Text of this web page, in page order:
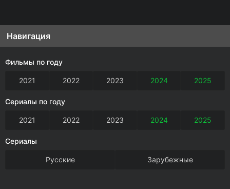
Навигация
Фильмы по году
2021 2022 2023 2024 2025
Сериалы по году
2021 2022 2023 2024 2025
Сериалы
Русские Зарубежные